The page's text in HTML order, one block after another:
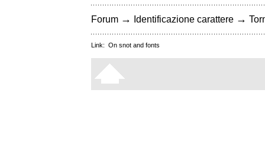
Forum → Identificazione carattere →
Link: On snot and fonts